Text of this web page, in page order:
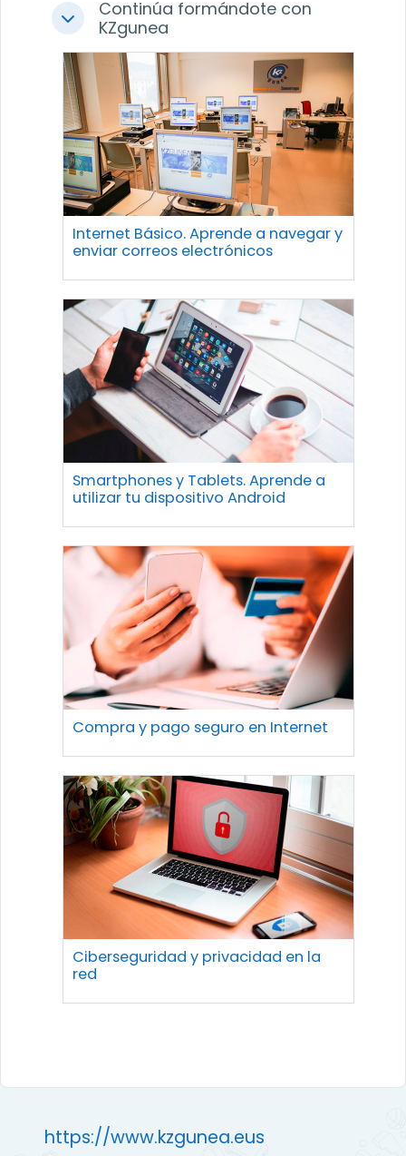
Colapsar
Continúa formándote con
KZgunea
Internet Básico. Aprende a navegar y
enviar correos electrónicos
Smartphones y Tablets. Aprende a
utilizar tu dispositivo Android
Compra y pago seguro en Internet
Ciberseguridad y privacidad en la
red
https://www.kzgunea.eus